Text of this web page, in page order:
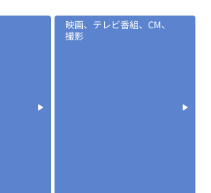
ピンマイク&イヤホン
映画、テレビ番組、CM、
撮影